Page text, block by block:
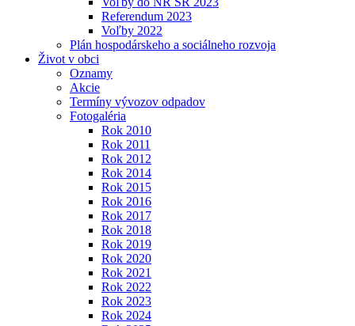
Referendum 2023
Voľby 2022
Plán hospodárskeho a sociálneho rozvoja
Život v obci
Oznamy
Akcie
Termíny vývozov odpadov
Fotogaléria
Rok 2010
Rok 2011
Rok 2012
Rok 2014
Rok 2015
Rok 2016
Rok 2017
Rok 2018
Rok 2019
Rok 2020
Rok 2021
Rok 2022
Rok 2023
Rok 2024